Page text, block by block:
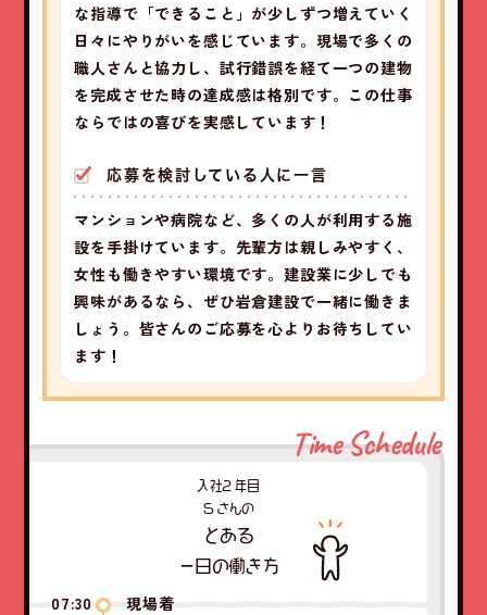
な指導で「できること」が少しずつ増えていく
日々にやりがいを感じています。現場で多くの
職人さんと協力し、試行錯誤を経て一つの建物
を完成させた時の達成感は格別です。この仕事
ならではの喜びを実感しています！
応募を検討している人に一言
マンションや病院など、多くの人が利用する施
設を手掛けています。先輩方は親しみやすく、
女性も働きやすい環境です。建設業に少しでも
興味があるなら、ぜひ岩倉建設で一緒に働きま
しょう。皆さんのご応募を心よりお待ちしてい
ます！
Time Schedule
入社2 年目
S さんの
とある
一日の働き方
07:30 現場着